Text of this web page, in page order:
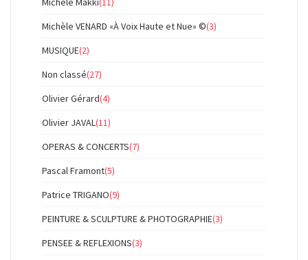
Michèle VENARD «À Voix Haute et Nue» ©(3)
MUSIQUE(2)
Non classé(27)
Olivier Gérard(4)
Olivier JAVAL(11)
OPERAS & CONCERTS(7)
Pascal Framont(5)
Patrice TRIGANO(9)
PEINTURE & SCULPTURE & PHOTOGRAPHIE(3)
PENSEE & REFLEXIONS(3)